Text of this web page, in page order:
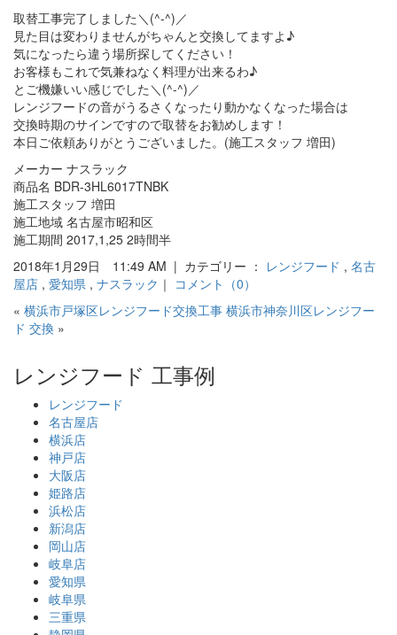
取替工事完了しました＼(^-^)／
見た目は変わりませんがちゃんと交換してますよ♪
気になったら違う場所探してください！
お客様もこれで気兼ねなく料理が出来るわ♪
とご機嫌いい感じでした＼(^-^)／
レンジフードの音がうるさくなったり動かなくなった場合は
交換時期のサインですので取替をお勧めします！
本日ご依頼ありがとうございました。(施工スタッフ 増田)
メーカー ナスラック
商品名 BDR-3HL6017TNBK
施工スタッフ 増田
施工地域 名古屋市昭和区
施工期間 2017,1,25 2時間半
2018年1月29日 11:49 AM | カテゴリー ： レンジフード , 名古
屋店 , 愛知県 , ナスラック ｜ コメント（0）
« 横浜市戸塚区レンジフード交換工事 横浜市神奈川区レンジフー
ド 交換 »
レンジフード 工事例
レンジフード
名古屋店
横浜店
神戸店
大阪店
姫路店
浜松店
新潟店
岡山店
岐阜店
愛知県
岐阜県
三重県